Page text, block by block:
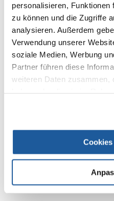
personalisieren, Funktionen
zu können und die Zugriffe
analysieren. Außerdem
Verwendung unserer
soziale Medien, Werbung
Partner führen diese
weiteren Daten zusammen,
100% KUNDEN
Produktbeschreibung
Farbe: neongelb